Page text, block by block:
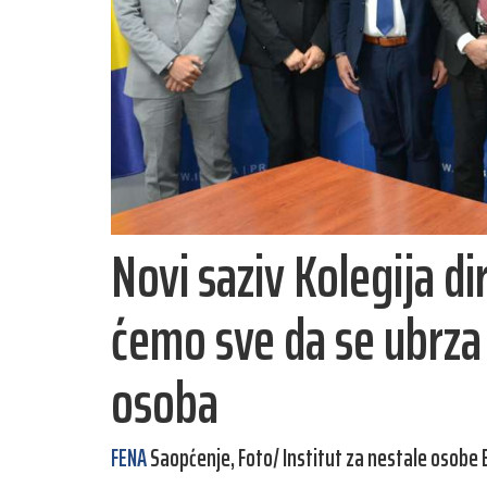
Novi saziv Kolegija
ćemo sve da se
osoba
FENASaopćenje, Foto/ Institut za nestale osobe